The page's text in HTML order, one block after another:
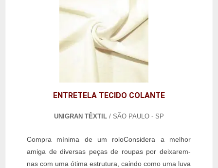
ENTRETELA TECIDO COLANTE
UNIGRAN TÊXTIL / SÃO PAULO - SP
Compra mínima de um roloConsidera a melhor
amiga de diversas peças de roupas por deixarem-
nas com uma ótima estrutura, caindo como uma luva